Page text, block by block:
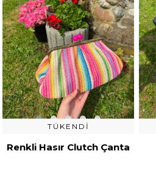
TÜKENDI
Renkli Hasır Clutch Çanta